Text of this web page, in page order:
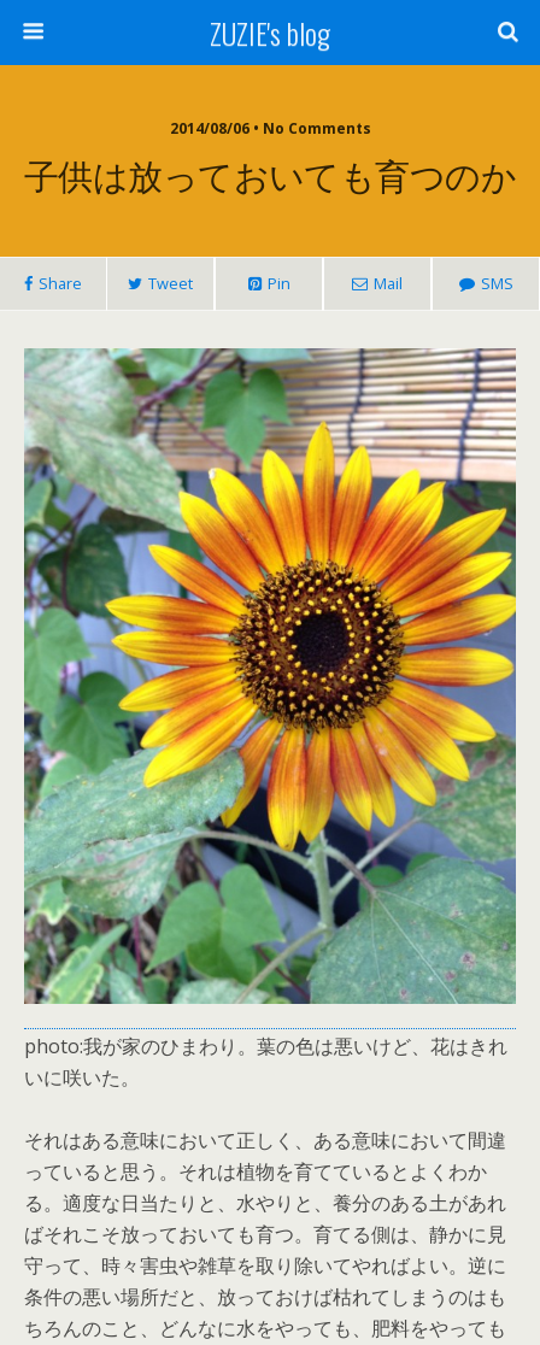
ZUZIE's blog
2014/08/06 • No Comments
子供は放っておいても育つのか
Share Tweet Pin Mail SMS
photo:我が家のひまわり。葉の色は悪いけど、花はきれ
いに咲いた。
それはある意味において正しく、ある意味において間違
っていると思う。それは植物を育てているとよくわか
る。適度な日当たりと、水やりと、養分のある土があれ
ばそれこそ放っておいても育つ。育てる側は、静かに見
守って、時々害虫や雑草を取り除いてやればよい。逆に
条件の悪い場所だと、放っておけば枯れてしまうのはも
ちろんのこと、どんなに水をやっても、肥料をやっても